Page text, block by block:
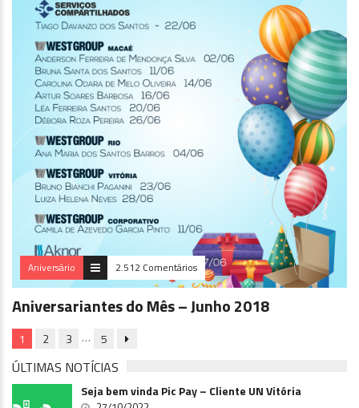
Aniversário 2.512 Comentários
Aniversariantes do Mês – Junho 2018
1 2 3 … 5
ÚLTIMAS NOTÍCIAS
Seja bem vinda Pic Pay – Cliente UN Vitória